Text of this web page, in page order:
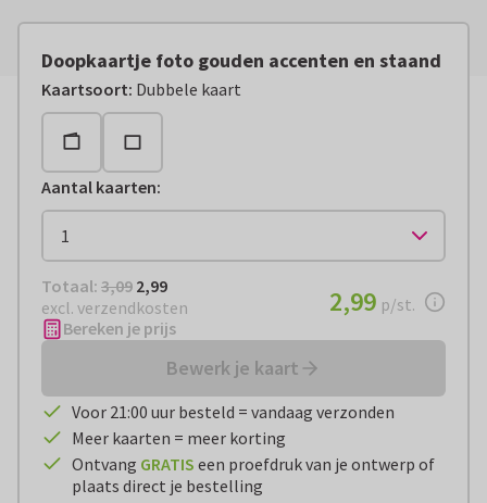
Doopkaartje foto gouden accenten en staand
Kaartsoort: Dubbele kaart
Aantal kaarten:
Totaal: € 2,99
Totaal: 3,09 2,99
excl. verzendkosten
€ 2,99per stuk
2,99 p/st.
Bereken je prijs
Bewerk je kaart
Voor 21:00 uur besteld = vandaag verzonden
Meer kaarten = meer korting
Ontvang GRATIS een proefdruk van je ontwerp of
plaats direct je bestelling